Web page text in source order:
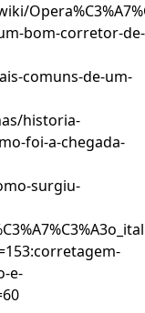
bom-corretor-de-
comuns-de-um-
historia-
foi-a-chegada-
surgiu-
e-